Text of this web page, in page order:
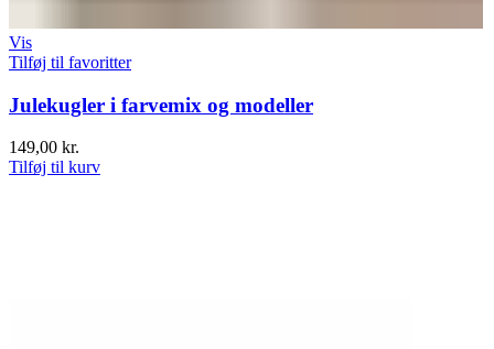
Vis
Tilføj til favoritter
Julekugler i farvemix og modeller
149,00 kr.
Tilføj til kurv